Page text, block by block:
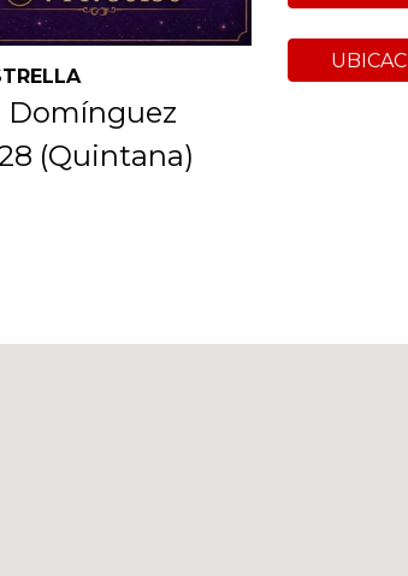
Domínguez
(Quintana)